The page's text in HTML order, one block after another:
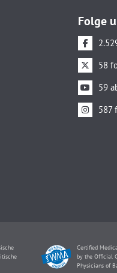
Folge
58
59
587
Certified
by the Official
Physicians of